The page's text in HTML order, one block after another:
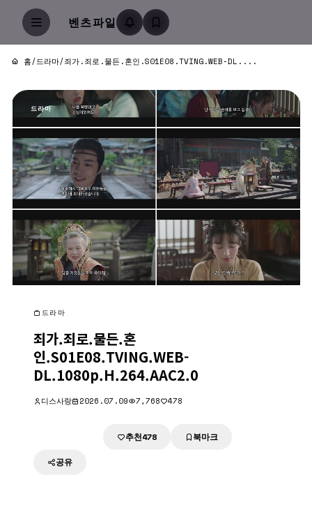
벤츠파일
홈/드라마/죄가.죄로.물든.혼인.S01E08.TVING.WEB-DL....
드라마
드라마
죄가.죄로.물든.혼
인.S01E08.TVING.WEB-
DL.1080p.H.264.AAC2.0
디스사랑 2026.07.09 7,768 478
추천478 북마크
공유